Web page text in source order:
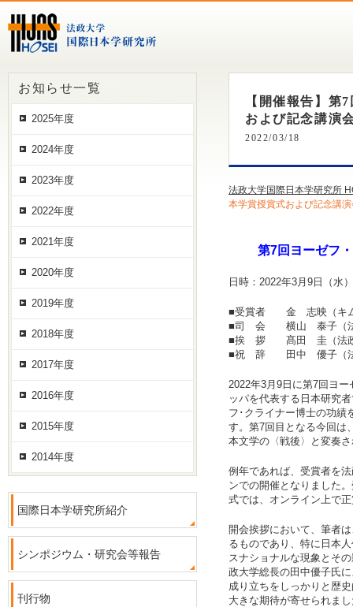
【開催報告】第
および記念講演
2022/03/18
法政大学国際日本学研究所
本学賞授賞式および記念講
第7回ヨーゼフ
日時：2022年3月9日（水
■受賞者 金 志映（キム
■司 会 横山 泰子（法政
■挨 拶 髙田 圭（法政大
■祝 辞 田中 優子（法政
2022年3月9日に第7回ヨ
ッパを代表する日本研究
フ･クライナー博士の功績
す。第7回目となる今回は
本文学の〈戦後〉と変奏
例年であれば、受賞者を
ンでの開催となりました
式では、オンライン上で
開会挨拶において、筆者
るものであり、特に日本
スナショナルな現象とそ
政大学総長の田中優子氏
成り立ちをしっかりと歴
大きな期待が寄せられま
お知らせ一覧
2025年度
2024年度
2023年度
2022年度
2021年度
2020年度
2019年度
2018年度
2017年度
2016年度
2015年度
2014年度
国際日本学研究所紹介
シンポジウム・研究会等報告
刊行物